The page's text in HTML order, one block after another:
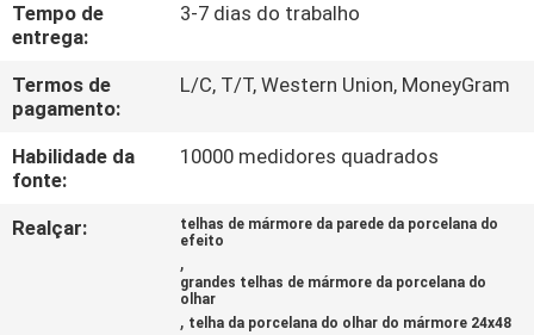
CONTACTE-
NOS
SOLICITE UM
ORÇAMENTO
Tempo de
entrega:
3-7 dias do trabalho
Termos de
pagamento:
L/C, T/T, Western Union, MoneyGram
Habilidade da
fonte:
10000 medidores quadrados
Realçar:
telhas de mármore da parede da porcelana do
efeito
,
grandes telhas de mármore da porcelana do
olhar
, telha da porcelana do olhar do mármore 24x48